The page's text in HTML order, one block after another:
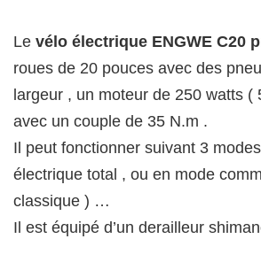
Le vélo électrique ENGWE C20
roues de 20 pouces avec des
largeur , un moteur de 250 watts (
avec un couple de 35 N.m .
Il peut fonctionner suivant 3
électrique total , ou en mode
classique ) …
Il est équipé d’un derailleur